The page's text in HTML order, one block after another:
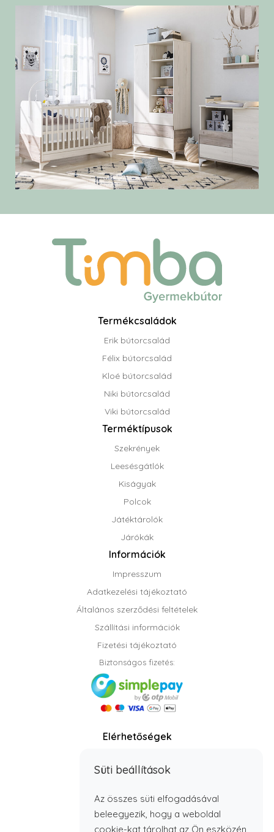
Termékcsaládok
Erik bútorcsalád
Félix bútorcsalád
Kloé bútorcsalád
Niki bútorcsalád
Viki bútorcsalád
Terméktípusok
Szekrények
Leesésgátlók
Kiságyak
Polcok
Játéktárolók
Járókák
Információk
Impresszum
Adatkezelési tájékoztató
Általános szerződési feltételek
Szállítási információk
Fizetési tájékoztató
Biztonságos fizetés:
Elérhetőségek
E-mail:info@timbabutor.hu
Süti beállítások
Az összes süti elfogadásával
beleegyezik, hogy a weboldal
cookie-kat tárolhat az Ön eszközén,